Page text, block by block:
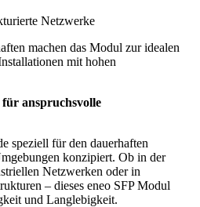
Netzwerke
machen das Modul zur idealen
mit hohen
anspruchsvolle
speziell für den dauerhaften
konzipiert. Ob in der
Netzwerken oder in
– dieses eneo SFP Modul
und Langlebigkeit.